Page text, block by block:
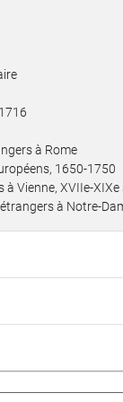
à Rome
1650-1750
Vienne, XVIIe-XIXe
à Notre-